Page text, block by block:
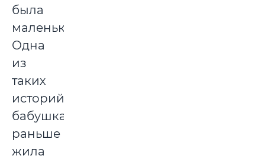
была
маленькой.
Одна
из
таких
историй:
бабушка
раньше
жила